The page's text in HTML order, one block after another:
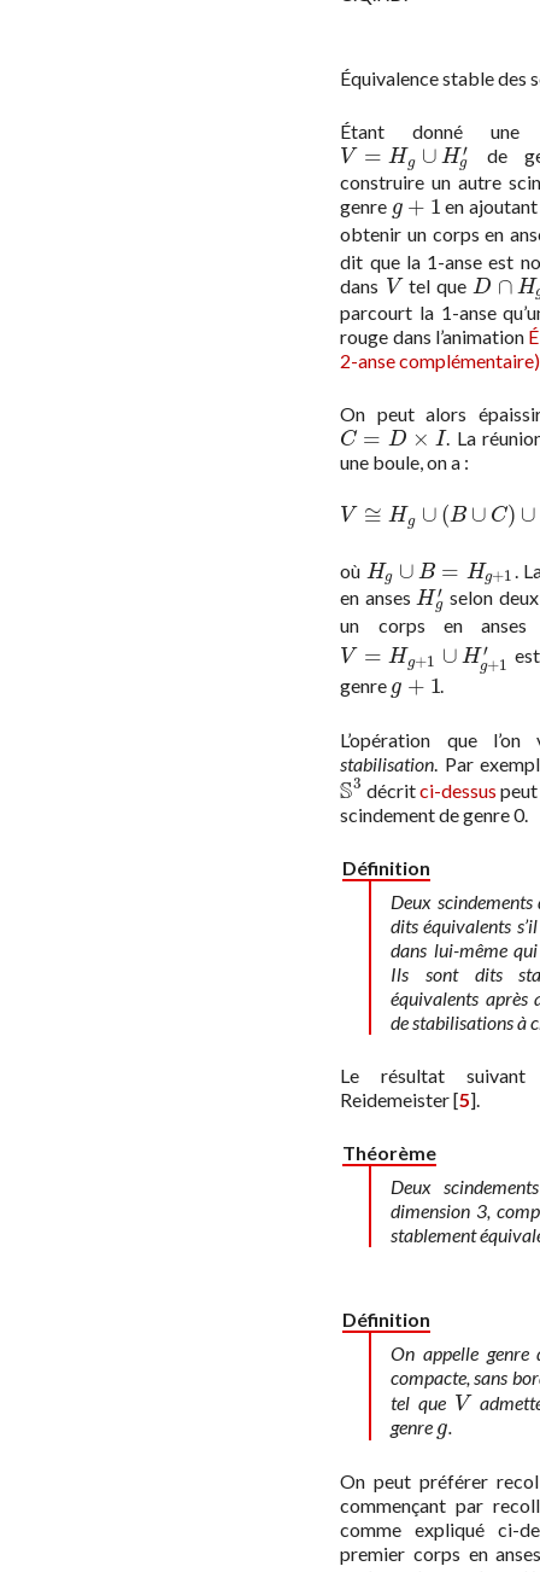
Équivalence stable des
Étant donné une
V = Hg ∪ H′
g
V= Hg∪H g′
de
construire un autre
genre g + 1
g+1
en
obtenir un corps en
dit que la 1-anse est
dans V
Vtel que D ∩ H
D∩H g+
parcourt la 1-anse
rouge dans l’animation
2-anse complémentaire)
On peut alors
C = D × I
C=D×I
. La
une boule, on a :
V ≅ Hg ∪ (B ∪ C) ∪
V ≅Hg∪(B∪C )
où Hg ∪ B = Hg+1
Hg∪ B =Hg+1
.
en anses H ′
g
Hg′ selon
un corps en
V = Hg+1 ∪ H′
g+1
V= Hg+1∪Hg+1′
genre g + 1
g +1 .
L’opération que
stabilisation. Par
S3
S3 décritci-dessus
scindement de genre 0.
Définition
Deux
ditséquivalents
dans lui-même
Ils sont dits
équivalents après
de stabilisations à
Le résultat
Reidemeister[5].
Théorème
Deux
dimension 3,
stablement
Définition
On appelle genre
compacte, sans
tel que V
V
genre g
g.
On peut préférer
commençant par
comme expliqué ci-
premier corps en